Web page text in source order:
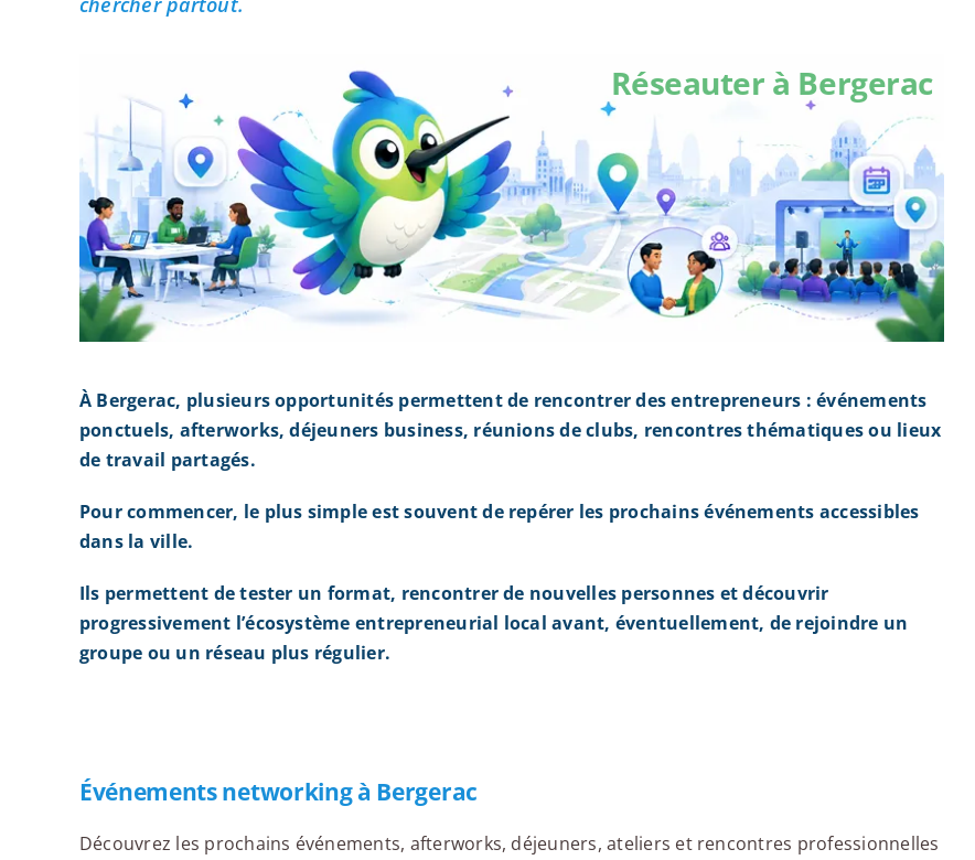
Réseauter à Bergerac
À Bergerac, plusieurs opportunités permettent de rencontrer des entrepreneurs : événements
ponctuels, afterworks, déjeuners business, réunions de clubs, rencontres thématiques ou lieux
de travail partagés.
Pour commencer, le plus simple est souvent de repérer les prochains événements accessibles
dans la ville.
Ils permettent de tester un format, rencontrer de nouvelles personnes et découvrir
progressivement l’écosystème entrepreneurial local avant, éventuellement, de rejoindre un
groupe ou un réseau plus régulier.
Événements networking à Bergerac
Découvrez les prochains événements, afterworks, déjeuners, ateliers et rencontres professionnelles